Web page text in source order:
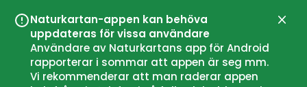
Naturkartan-appen kan behöva
uppdateras för vissa användare
Användare av Naturkartans app för Android
rapporterar i sommar att appen är seg mm.
Vi rekommenderar att man raderar appen
Sulje